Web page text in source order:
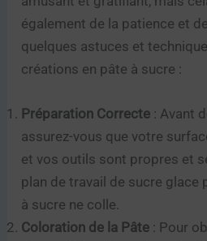
également de la patience et
quelques astuces et
créations en pâte à sucre :
Préparation Correcte : Avant
assurez-vous que votre
et vos outils sont propres et
plan de travail de sucre glace
à sucre ne colle.
Coloration de la Pâte : Pour